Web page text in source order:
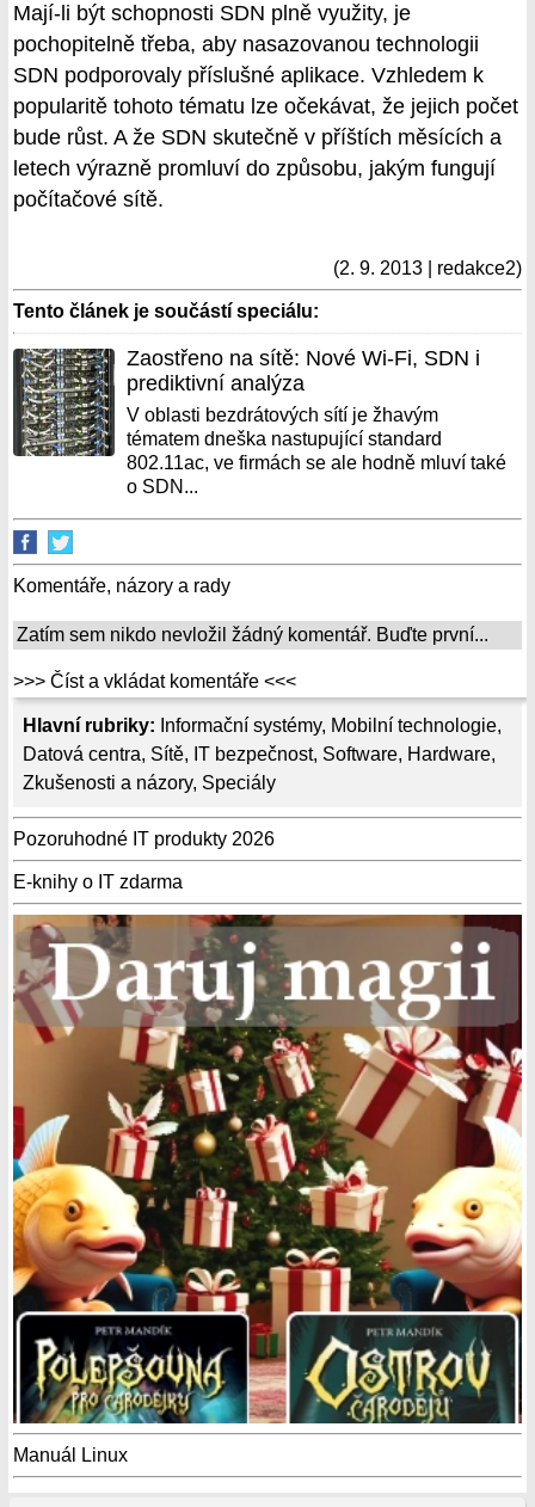
Hlavní rubriky: Informační systémy, Mobilní technologie,
Datová centra, Sítě, IT bezpečnost, Software, Hardware,
Zkušenosti a názory, Speciály
Pozoruhodné IT produkty 2026
E-knihy o IT zdarma
Manuál Linux
Mají-li být schopnosti SDN plně využity, je
pochopitelně třeba, aby nasazovanou technologii
SDN podporovaly příslušné aplikace. Vzhledem k
popularitě tohoto tématu lze očekávat, že jejich počet
bude růst. A že SDN skutečně v příštích měsících a
letech výrazně promluví do způsobu, jakým fungují
počítačové sítě.
(2. 9. 2013 | redakce2)
Tento článek je součástí speciálu:
Zaostřeno na sítě: Nové Wi-Fi, SDN i
prediktivní analýza
V oblasti bezdrátových sítí je žhavým
tématem dneška nastupující standard
802.11ac, ve firmách se ale hodně mluví také
o SDN...
Komentáře, názory a rady
Zatím sem nikdo nevložil žádný komentář. Buďte první...
>>> Číst a vkládat komentáře <<<